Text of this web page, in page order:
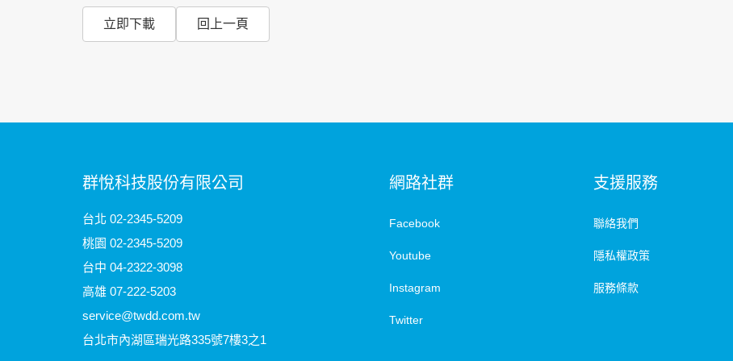
立即下載 回上一頁
群悅科技股份有限公司
台北 02-2345-5209
桃園 02-2345-5209
台中 04-2322-3098
高雄 07-222-5203
service@twdd.com.tw
台北市內湖區瑞光路335號7樓3之1
網路社群
Facebook
Youtube
Instagram
Twitter
支援服務
聯絡我們
隱私權政策
服務條款